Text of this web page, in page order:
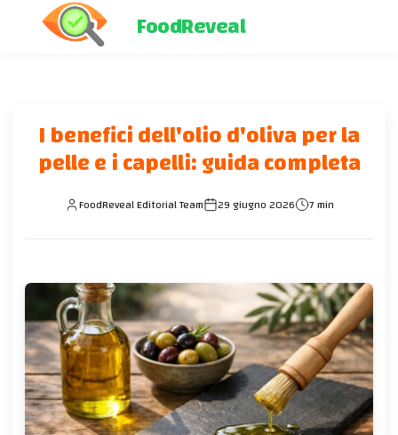
FoodReveal
I benefici dell'olio d'oliva per la
pelle e i capelli: guida completa
FoodReveal Editorial Team 29 giugno 2026 7 min